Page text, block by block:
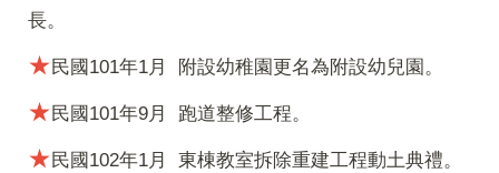
長。
★民國101年1月 附設幼稚園更名為附設幼兒園。
★民國101年9月 跑道整修工程。
★民國102年1月 東棟教室拆除重建工程動土典禮。